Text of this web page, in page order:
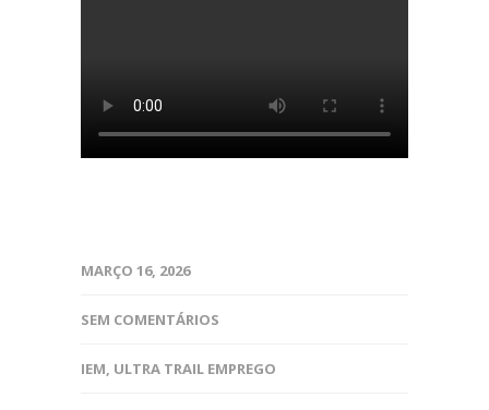
MARÇO 16, 2026
SEM COMENTÁRIOS
IEM, ULTRA TRAIL EMPREGO